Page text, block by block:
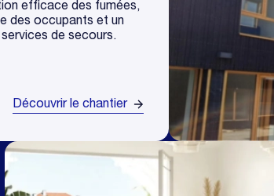
efficace des fumées,
des occupants et un
de secours.
Découvrir le chantier